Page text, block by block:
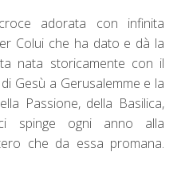
adorata con infinita
Colui che ha dato e dà la
nata storicamente con il
Gesù a Gerusalemme e la
Passione, della Basilica,
spinge ogni anno alla
che da essa promana.